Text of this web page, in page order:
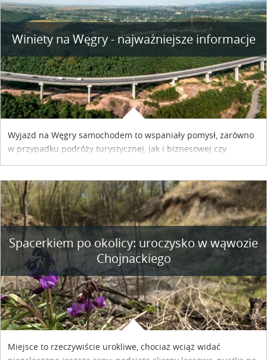
Winiety na Węgry - najważniejsze informacje
Wyjazd na Węgry samochodem to wspaniały pomysł, zarówno
w przypadku podróży turystycznej, jak i biznesowej czy
służbowej. Pamiętać tylko trzeba o wykupieniu winiety, co
współpracy reklamowej z Hungary Vignette.
Spacerkiem po okolicy: uroczysko w wąwozie
Chojnackiego
Miejsce to rzeczywiście urokliwe, chociaż wciąż widać